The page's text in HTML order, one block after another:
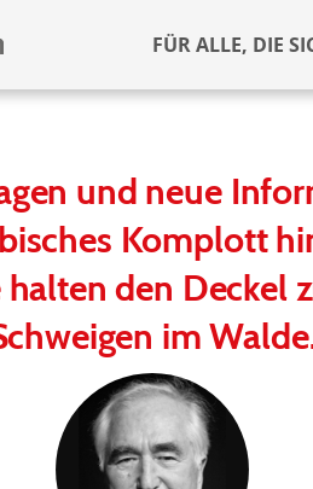
FÜR ALLE, DIE
und neue
Komplott
den Deckel
im